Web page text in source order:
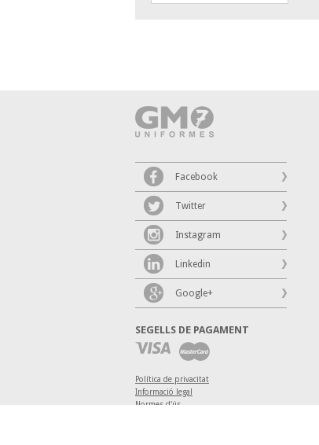
Facebook
Twitter
Instagram
Linkedin
Google+
SEGELLS DE PAGAMENT
Política de privacitat
Informació legal
Normes d'ús